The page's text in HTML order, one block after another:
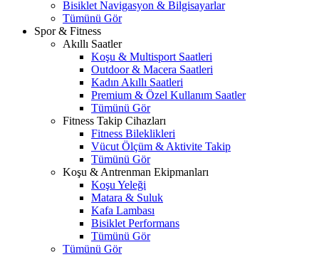
Bisiklet Navigasyon & Bilgisayarlar
Tümünü Gör
Spor & Fitness
Akıllı Saatler
Koşu & Multisport Saatleri
Outdoor & Macera Saatleri
Kadın Akıllı Saatleri
Premium & Özel Kullanım Saatler
Tümünü Gör
Fitness Takip Cihazları
Fitness Bileklikleri
Vücut Ölçüm & Aktivite Takip
Tümünü Gör
Koşu & Antrenman Ekipmanları
Koşu Yeleği
Matara & Suluk
Kafa Lambası
Bisiklet Performans
Tümünü Gör
Tümünü Gör